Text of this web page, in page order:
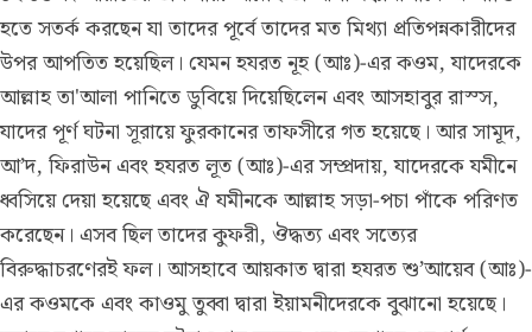
হতে সতর্ক করছেন যা তাদের পূর্বে তাদের মত মিথ্যা প্রতিপন্নকারীদের
উপর আপতিত হয়েছিল। যেমন হযরত নূহ (আঃ)-এর কওম, যাদেরকে
আল্লাহ তা'আলা পানিতে ডুবিয়ে দিয়েছিলেন এবং আসহাবুর রাস্স,
যাদের পূর্ণ ঘটনা সূরায়ে ফুরকানের তাফসীরে গত হয়েছে। আর সামূদ,
আ’দ, ফিরাউন এবং হযরত লূত (আঃ)-এর সম্প্রদায়, যাদেরকে যমীনে
ধ্বসিয়ে দেয়া হয়েছে এবং ঐ যমীনকে আল্লাহ সড়া-পচা পাঁকে পরিণত
করেছেন। এসব ছিল তাদের কুফরী, ঔদ্ধত্য এবং সত্যের
বিরুদ্ধাচরণেরই ফল। আসহাবে আয়কাত দ্বারা হযরত শু’আয়েব (আঃ)-
এর কওমকে এবং কাওমু তুব্বা দ্বারা ইয়ামনীদেরকে বুঝানো হয়েছে।